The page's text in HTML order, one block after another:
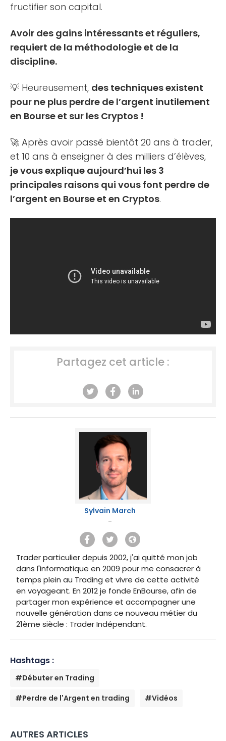
fructifier son capital.
Avoir des gains intéressants et réguliers,
requiert de la méthodologie et de la
discipline.
💡 Heureusement, des techniques existent
pour ne plus perdre de l’argent inutilement
en Bourse et sur les Cryptos !
🚀 Après avoir passé bientôt 20 ans à trader,
et 10 ans à enseigner à des milliers d’élèves,
je vous explique aujourd’hui les 3
principales raisons qui vous font perdre de
l’argent en Bourse et en Cryptos.
Partagez cet article :
Sylvain March
-
Trader particulier depuis 2002, j'ai quitté mon job
dans l'informatique en 2009 pour me consacrer à
temps plein au Trading et vivre de cette activité
en voyageant. En 2012 je fonde EnBourse, afin de
partager mon expérience et accompagner une
nouvelle génération dans ce nouveau métier du
21ème siècle : Trader Indépendant.
Hashtags :
#Débuter en Trading
#Perdre de l'Argent en trading
#Vidéos
AUTRES ARTICLES